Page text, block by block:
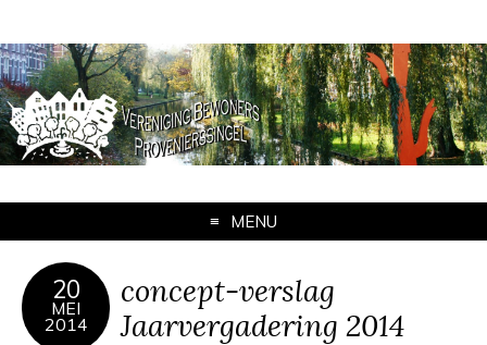
MENU
20
MEI
2014
concept-verslag
Jaarvergadering 2014